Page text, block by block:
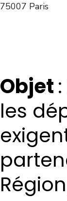
75007 Paris
Objet
les